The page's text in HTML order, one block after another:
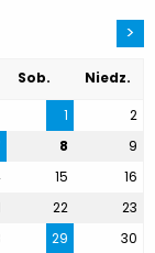
>
Sob.
Niedz.
1
2
8
9
15
16
22
23
29
30